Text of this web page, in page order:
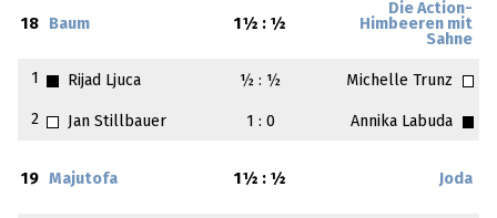
18 Baum 1½ : ½
Die Action-
Himbeeren mit
Sahne
1 Rijad Ljuca ½ : ½ Michelle Trunz
2 Jan Stillbauer 1 : 0 Annika Labuda
19 Majutofa 1½ : ½ Joda